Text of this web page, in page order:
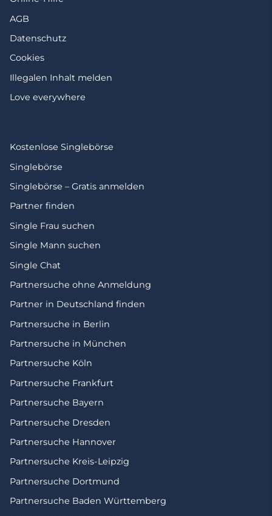
AGB
Datenschutz
Cookies
Illegalen Inhalt melden
Love everywhere
Kostenlose Singlebörse
Singlebörse
Singlebörse – Gratis anmelden
Partner finden
Single Frau suchen
Single Mann suchen
Single Chat
Partnersuche ohne Anmeldung
Partner in Deutschland finden
Partnersuche in Berlin
Partnersuche in München
Partnersuche Köln
Partnersuche Frankfurt
Partnersuche Bayern
Partnersuche Dresden
Partnersuche Hannover
Partnersuche Kreis-Leipzig
Partnersuche Dortmund
Partnersuche Baden Württemberg